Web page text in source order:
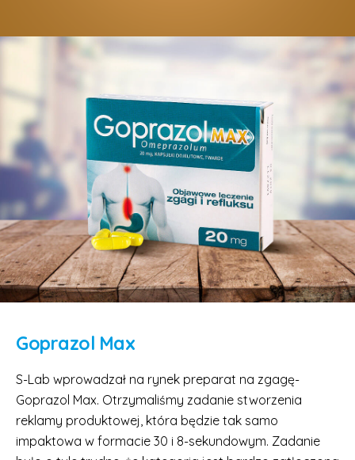
Goprazol Max
S-Lab wprowadzał na rynek preparat na zgagę-
Goprazol Max. Otrzymaliśmy zadanie stworzenia
reklamy produktowej, która będzie tak samo
impaktowa w formacie 30 i 8-sekundowym. Zadanie